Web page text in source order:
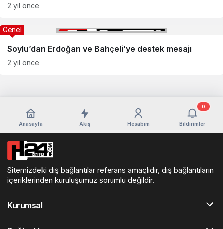
2 yıl önce
Soylu’dan Erdoğan ve Bahçeli’ye destek mesajı
Genel
2 yıl önce
Anasayfa Akış Hesabım Bildirimler
0
Sitemizdeki dış bağlantılar referans amaçlıdır, dış bağlantıların
içeriklerinden kuruluşumuz sorumlu değildir.
Kurumsal